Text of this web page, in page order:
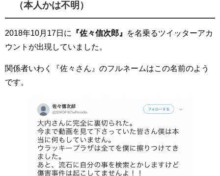
（本人かは不明）
2018年10月17日に 『佐々信次郎』
を名乗るツイッターアカ
ウントが出現していました。
関係者いわく『佐々さん』のフルネームはこの名前のよう
です。